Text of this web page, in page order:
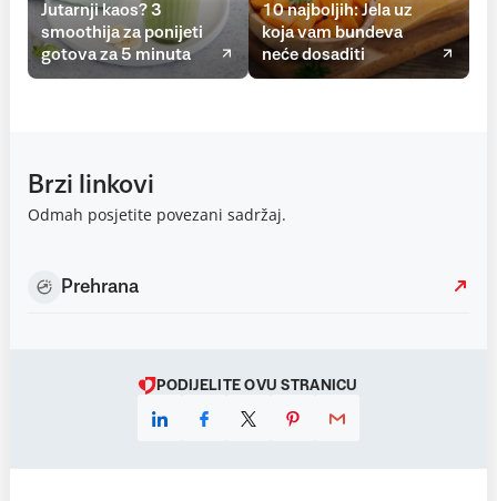
Jutarnji kaos? 3
smoothija za ponijeti
gotova za 5 minuta
10 najboljih: Jela uz
koja vam bundeva
neće dosaditi
Brzi linkovi
Odmah posjetite povezani sadržaj.
Prehrana
PODIJELITE OVU STRANICU